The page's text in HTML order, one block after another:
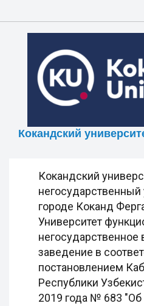
Кокандский
Кокандский
негосударственный
городе Коканд
Университет
заведение в
постановлением
Республики
2019 года № 683 "Об